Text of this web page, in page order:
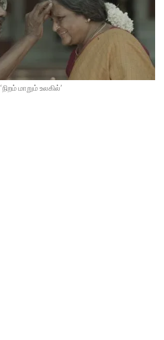
‘நிறம் மாறும் உலகில்’